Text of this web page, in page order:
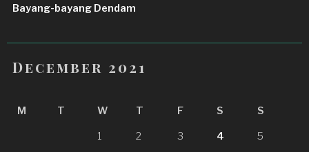
Bayang-bayang Dendam
December 2021
M T W T F S S
1 2 3 4 5